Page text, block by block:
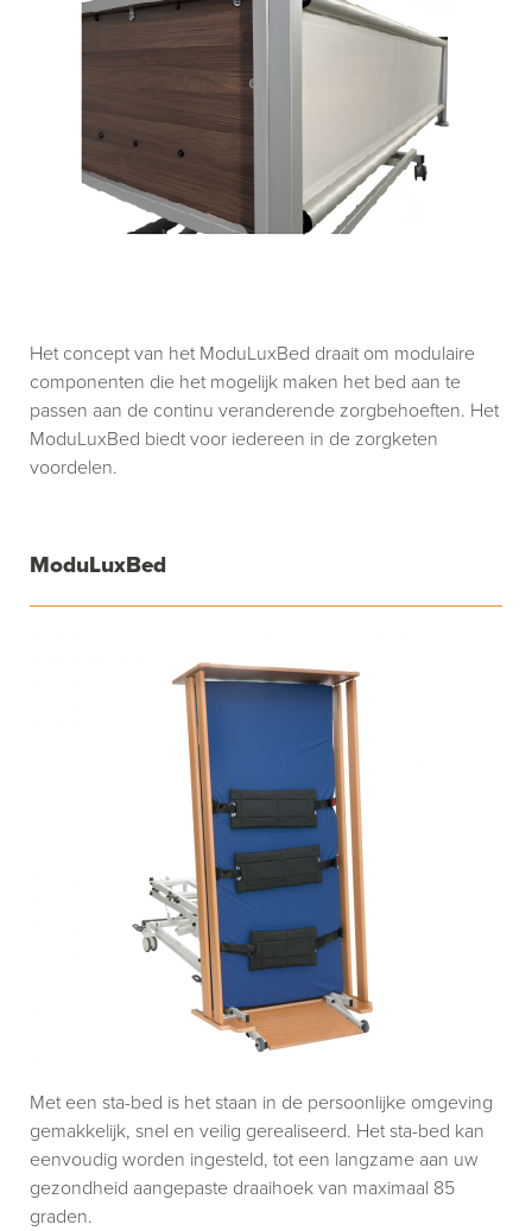
ModuLuxBed
Het concept van het ModuLuxBed draait om modulaire
componenten die het mogelijk maken het bed aan te
passen aan de continu veranderende zorgbehoeften. Het
ModuLuxBed biedt voor iedereen in de zorgketen
voordelen.
Met een sta-bed is het staan in de persoonlijke omgeving
gemakkelijk, snel en veilig gerealiseerd. Het sta-bed kan
eenvoudig worden ingesteld, tot een langzame aan uw
gezondheid aangepaste draaihoek van maximaal 85
graden.